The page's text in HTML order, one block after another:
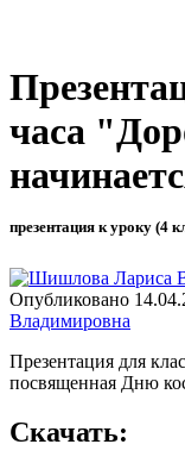
часа
презентация к уроку (4
Опубликовано
Владимировна
Презентация для
посвященная Дню
Скачать: